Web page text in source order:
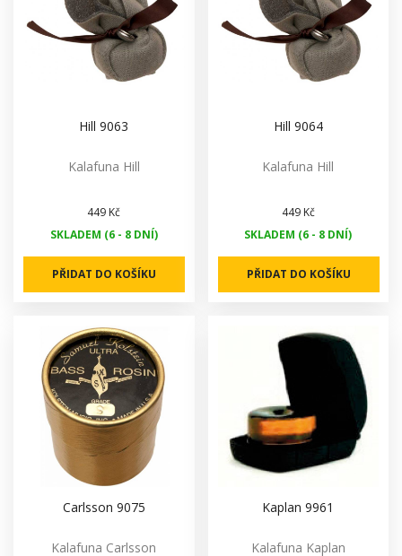
Hill 9063
Kalafuna Hill
449 Kč
SKLADEM (6 - 8 DNÍ)
PŘIDAT DO KOŠÍKU
Hill 9064
Kalafuna Hill
449 Kč
SKLADEM (6 - 8 DNÍ)
PŘIDAT DO KOŠÍKU
Carlsson 9075
Kalafuna Carlsson
Kaplan 9961
Kalafuna Kaplan